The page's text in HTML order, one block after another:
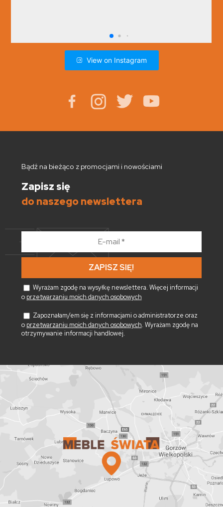
View on Instagram
Bądź na bieżąco z promocjami i nowościami
Zapisz się
do naszego newslettera
*
Wyrażam zgodę na wysyłkę newslettera. Więcej informacji
o przetwarzaniu moich danych osobowych
Zapoznałam/em się z informacjami o administratorze oraz
o przetwarzaniu moich danych osobowych. Wyrażam zgodę na
otrzymywanie informacji handlowej.